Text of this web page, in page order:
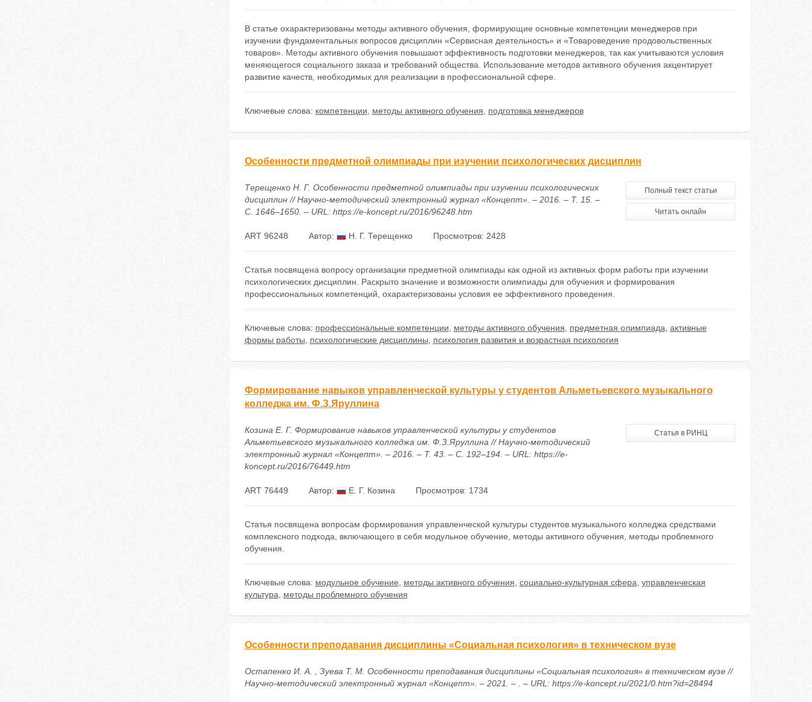
В статье охарактеризованы методы активного обучения, формирующие основные компетенции менеджеров при
изучении фундаментальных вопросов дисциплин «Сервисная деятельность» и «Товароведение продовольственных
товаров». Методы активного обучения повышают эффективность подготовки менеджеров, так как учитываются условия
меняющегося социального заказа и требований общества. Использование методов активного обучения акцентирует
развитие качеств, необходимых для реализации в профессиональной сфере.
Ключевые слова: компетенции методы активного обучения подготовка менеджеров
Особенности предметной олимпиады при изучении психологических дисциплин
Терещенко Н. Г. Особенности предметной олимпиады при изучении психологических
дисциплин // Научно-методический электронный журнал «Концепт». – 2016. – Т. 15. –
С. 1646–1650. – URL: https://e-koncept.ru/2016/96248.htm
Полный текст статьи
Читать онлайн
ART 96248 Автор: Н. Г. Терещенко Просмотров: 2428
Статья посвящена вопросу организации предметной олимпиады как одной из активных форм работы при изучении
психологических дисциплин. Раскрыто значение и возможности олимпиады для обучения и формирования
профессиональных компетенций, охарактеризованы условия ее эффективного проведения.
Ключевые слова: профессиональные компетенции методы активного обучения предметная олимпиада активные
формы работы
психологические дисциплины психология развития и возрастная психология
Формирование навыков управленческой культуры у студентов Альметьевского музыкального
колледжа им. Ф.З.Яруллина
Козина Е. Г. Формирование навыков управленческой культуры у студентов
Альметьевского музыкального колледжа им. Ф.З.Яруллина // Научно-методический
электронный журнал «Концепт». – 2016. – Т. 43. – С. 192–194. – URL: https://e-
koncept.ru/2016/76449.htm
Статья в РИНЦ
ART 76449 Автор: Е. Г. Козина Просмотров: 1734
Статья посвящена вопросам формирования управленческой культуры студентов музыкального колледжа средствами
комплексного подхода, включающего в себя модульное обучение, методы активного обучения, методы проблемного
обучения.
Ключевые слова: модульное обучение методы активного обучения социально-культурная сфера управленческая
культура
методы проблемного обучения
Особенности преподавания дисциплины «Социальная психология» в техническом вузе
Остапенко И. А. , Зуева Т. М. Особенности преподавания дисциплины «Социальная психология» в техническом вузе //
Научно-методический электронный журнал «Концепт». – 2021. – . – URL: https://e-koncept.ru/2021/0.htm?id=28494